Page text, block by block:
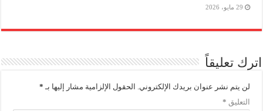
29 مايو، 2026
اترك تعليقاً
لن يتم نشر عنوان بريدك الإلكتروني. الحقول الإلزامية مشار إليها بـ *
التعليق *